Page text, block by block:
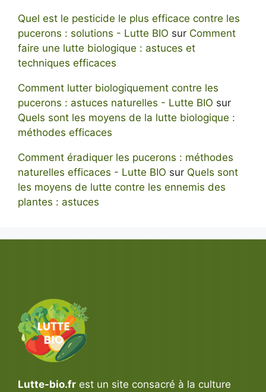
Quel est le pesticide le plus efficace contre les
pucerons : solutions - Lutte BIO sur Comment
faire une lutte biologique : astuces et
techniques efficaces
Comment lutter biologiquement contre les
pucerons : astuces naturelles - Lutte BIO sur
Quels sont les moyens de la lutte biologique :
méthodes efficaces
Comment éradiquer les pucerons : méthodes
naturelles efficaces - Lutte BIO sur Quels sont
les moyens de lutte contre les ennemis des
plantes : astuces
Lutte-bio.fr est un site consacré à la culture